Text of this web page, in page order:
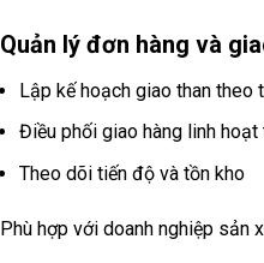
Quản lý đơn hàng và
Lập kế hoạch giao than theo
Điều phối giao hàng linh hoạt
Theo dõi tiến độ và tồn kho
Phù hợp với doanh nghiệp sản